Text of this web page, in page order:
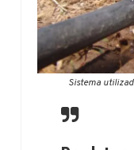
Sistema